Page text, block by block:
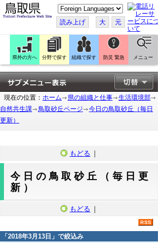
こ
の
ペ
ー
ジ
翻
訳
す
る
読み上げ 大 元
県外の方へ 分野で探す 組織で探す 防災 緊急 メニュー
現在の位置： ホーム 県の組織と仕事
生活環境部
自然共生課
鳥取砂丘ページ
今日の鳥取砂丘（毎日
更新）
もどる ｜
今日の鳥取砂丘（毎日更
新）
もどる ｜
「 2018年3月13日 」で絞込み